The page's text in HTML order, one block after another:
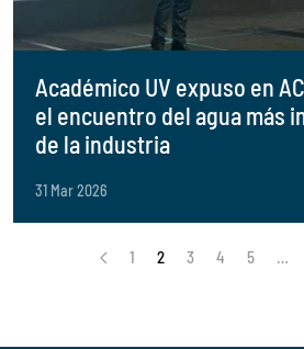
Académico UV expuso en
el encuentro del agua más
de la industria
31 Mar 2026
1 2 3 4 5 …